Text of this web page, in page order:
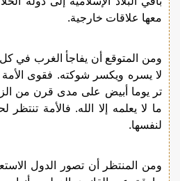
معها علاقات خارجية.
ومن المتوقع أن يفاجأ الغرب في
لا يسره ويكسر شوكته. فقوى
تر يوما أبيض على مدى قرن من
ما لا يعلمه إلا الله. فالأمة
لنفسها.
ومن المنتظر أن تصور الدول